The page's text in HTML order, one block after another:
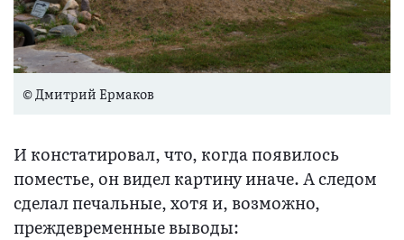
© Дмитрий Ермаков
И констатировал, что, когда появилось
поместье, он видел картину иначе. А следом
сделал печальные, хотя и, возможно,
преждевременные выводы: